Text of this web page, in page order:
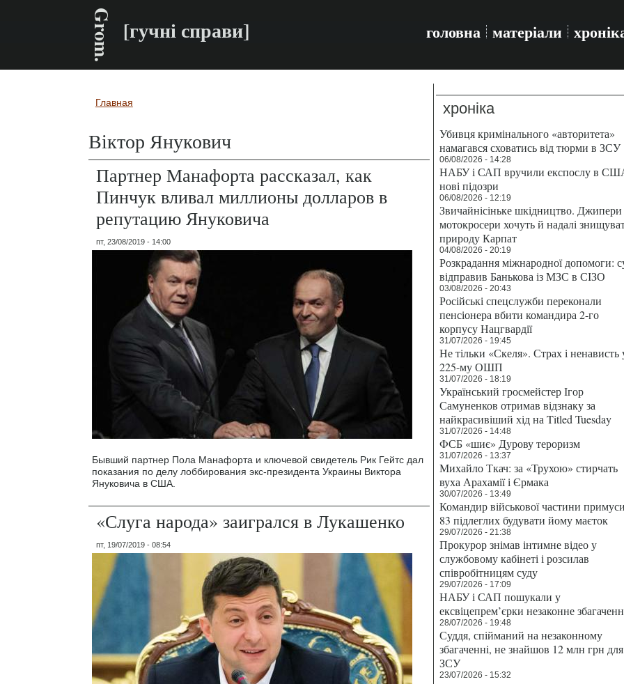
Grom. [гучні справи] головна матеріали
Вы здесь
Главная
Віктор Янукович
Партнер Манафорта рассказал, как
Пинчук вливал миллионы долларов в
репутацию Януковича
пт, 23/08/2019 - 14:00
Бывший партнер Пола Манафорта и ключевой свидетель Рик Гейтс дал
показания по делу лоббирования экс-президента Украины Виктора
Януковича в США.
«Слуга народа» заигрался в Лукашенко
пт, 19/07/2019 - 08:54
хроніка
Убивця кримінального «авторитета»
намагався сховатись від тюрми в ЗСУ
06/08/2026 - 14:28
НАБУ і САП вручили експослу в
нові підозри
06/08/2026 - 12:19
Звичайнісіньке шкідництво. Джипери
мотокросери хочуть й надалі
природу Карпат
04/08/2026 - 20:19
Розкрадання міжнародної допомоги:
відправив Банькова із МЗС в СІЗО
03/08/2026 - 20:43
Російські спецслужби переконали
пенсіонера вбити командира 2-го
корпусу Нацгвардії
31/07/2026 - 19:45
Не тільки «Скеля». Страх і ненависть
225-му ОШП
31/07/2026 - 18:19
Український гросмейстер Ігор
Самуненков отримав відзнаку за
найкрасивіший хід на Titled Tuesday
31/07/2026 - 14:48
ФСБ «шиє» Дурову тероризм
31/07/2026 - 13:37
Михайло Ткач: за «Трухою» стирчать
вуха Арахамії і Єрмака
30/07/2026 - 13:49
Командир військової частини
83 підлеглих будувати йому маєток
29/07/2026 - 21:38
Прокурор знімав інтимне відео у
службовому кабінеті і розсилав
співробітницям суду
29/07/2026 - 17:09
НАБУ і САП пошукали у
ексвіцепрем’єрки незаконне
28/07/2026 - 19:48
Суддя, спійманий на незаконному
збагаченні, не знайшов 12 млн грн для
ЗСУ
23/07/2026 - 15:32